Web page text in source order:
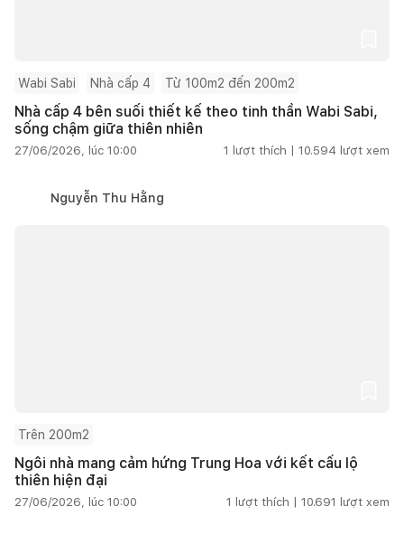
Wabi Sabi Nhà cấp 4 Từ 100m2 đến 200m2
Nhà cấp 4 bên suối thiết kế theo tinh thần Wabi Sabi,
sống chậm giữa thiên nhiên
27/06/2026, lúc 10:00 1 lượt thích | 10.594 lượt xem
Nguyễn Thu Hằng
Trên 200m2
Ngôi nhà mang cảm hứng Trung Hoa với kết cấu lộ
thiên hiện đại
27/06/2026, lúc 10:00 1 lượt thích | 10.691 lượt xem